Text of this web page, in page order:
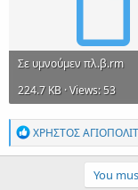
Σε υμνούμεν πλ.β.rm
224.7 KB · Views: 53
R
e
a
ΧΡΗΣΤΟΣ
You